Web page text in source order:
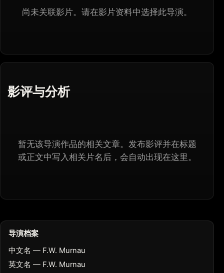
尚未关联影片。请在影片资料中选择此导演。
影评与分析
暂无该导演作品的相关文章。发布影评并在标题
或正文中写入相关片名后，会自动出现在这里。
导演档案
中文名 — F.W. Murnau
英文名 — F.W. Murnau